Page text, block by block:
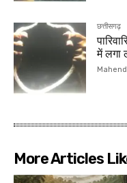
छत्तीसगढ़
में लगा
More Articles